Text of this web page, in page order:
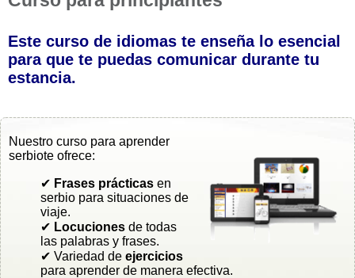
Este curso de idiomas te enseña lo esencial
para que te puedas comunicar durante tu
estancia.
Nuestro curso para aprender
serbiote ofrece:
✔ Frases prácticas en
serbio para situaciones de
viaje.
✔ Locuciones de todas
las palabras y frases.
✔ Variedad de ejercicios
para aprender de manera efectiva.